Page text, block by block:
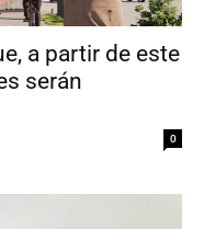
a partir de este
serán
0